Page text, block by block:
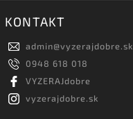
KONTAKT
admin@vyzerajdobre.sk
0948 618 018
VYZERAJdobre
vyzerajdobre.sk